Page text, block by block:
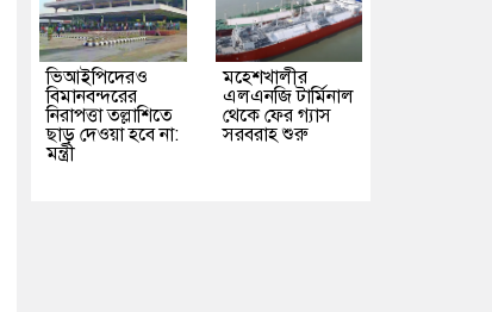
ভিআইপিদেরও
বিমানবন্দরের
নিরাপত্তা তল্লাশিতে
ছাড় দেওয়া হবে না:
মন্ত্রী
মহেশখালীর
এলএনজি টার্মিনাল
থেকে ফের গ্যাস
সরবরাহ শুরু